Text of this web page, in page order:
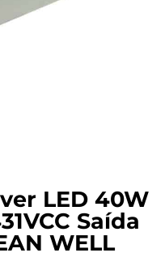
LED 40W
Saída
WELL